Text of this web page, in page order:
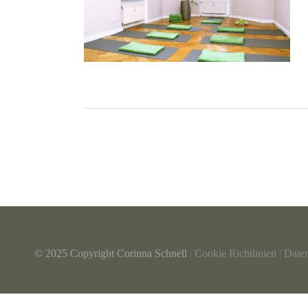
© 2025 Copyright Corinna Schnell | Cookie Richtlinien |